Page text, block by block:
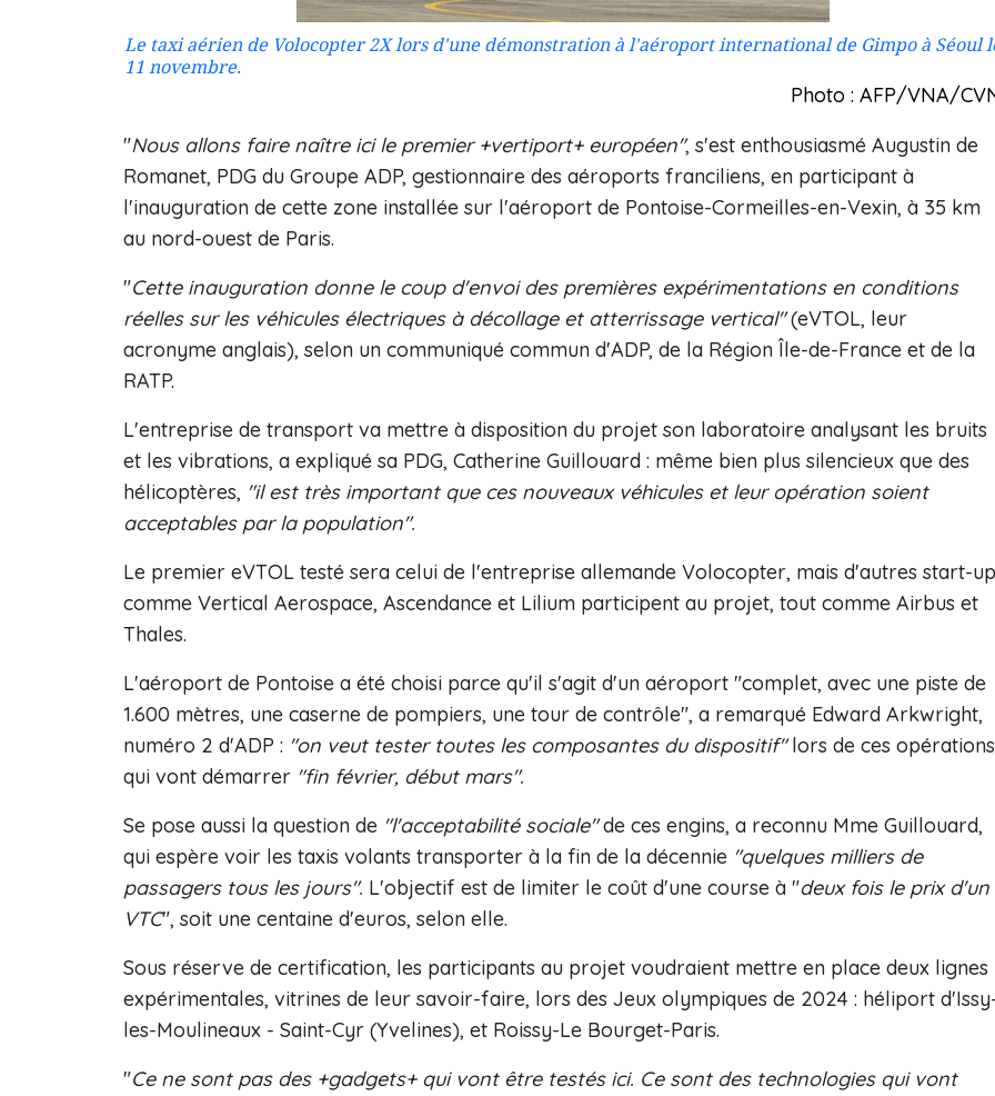
Le taxi aérien de Volocopter 2X lors d'une démonstration à l'aéroport international de Gimpo à Séoul
11 novembre.
Photo : AFP/VNA/
"Nous allons faire naître ici le premier +vertiport+ européen", s'est enthousiasmé Augustin de
Romanet, PDG du Groupe ADP, gestionnaire des aéroports franciliens, en participant à
l'inauguration de cette zone installée sur l'aéroport de Pontoise-Cormeilles-en-Vexin, à 35 km
au nord-ouest de Paris.
"Cette inauguration donne le coup d'envoi des premières expérimentations en conditions
réelles sur les véhicules électriques à décollage et atterrissage vertical"(eVTOL, leur
acronyme anglais), selon un communiqué commun d'ADP, de la Région Île-de-France et de la
RATP.
L'entreprise de transport va mettre à disposition du projet son laboratoire analysant les bruits
et les vibrations, a expliqué sa PDG, Catherine Guillouard : même bien plus silencieux que des
hélicoptères, "il est très important que ces nouveaux véhicules et leur opération soient
acceptables par la population".
Le premier eVTOL testé sera celui de l'entreprise allemande Volocopter, mais d'autres start-up
comme Vertical Aerospace, Ascendance et Lilium participent au projet, tout comme Airbus et
Thales.
L'aéroport de Pontoise a été choisi parce qu'il s'agit d'un aéroport "complet, avec une piste de
1.600 mètres, une caserne de pompiers, une tour de contrôle", a remarqué Edward Arkwright,
numéro 2 d'ADP : "on veut tester toutes les composantes du dispositif"lors de ces opérations
qui vont démarrer "fin février, début mars".
Se pose aussi la question de "l'acceptabilité sociale"de ces engins, a reconnu Mme Guillouard,
qui espère voir les taxis volants transporter à la fin de la décennie "quelques milliers de
passagers tous les jours". L'objectif est de limiter le coût d'une course à "deux fois le prix d'un
VTC", soit une centaine d'euros, selon elle.
Sous réserve de certification, les participants au projet voudraient mettre en place deux lignes
expérimentales, vitrines de leur savoir-faire, lors des Jeux olympiques de 2024 : héliport
les-Moulineaux - Saint-Cyr (Yvelines), et Roissy-Le Bourget-Paris.
"Ce ne sont pas des +gadgets+ qui vont être testés ici. Ce sont des technologies qui vont